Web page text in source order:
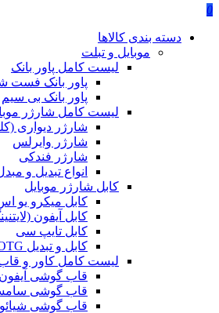
0
دسته بندی کالاها
موبایل و تبلت
لیست کامل پاور بانک
پاور بانک فست
پاور بانک بی سیم
لیست کامل شارژر
شارژر دیواری
شارژر وایرلس
شارژر فندکی
انواع تبدیل و
کابل شارژر موبایل
کابل میکرو یو
کابل آیفون
کابل تایپ سی
کابل و تبدیل OTG
لیست کامل کاور و
قاب گوشی آیفون
قاب گوشی
قاب گوشی